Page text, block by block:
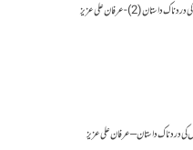
(2)- عرفان علی عزیز
درد ناک داستان – عرفان علی عزیز